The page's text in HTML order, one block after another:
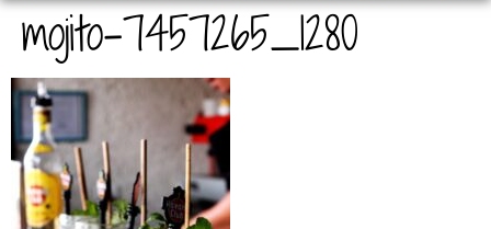
mojito-7457265_1280